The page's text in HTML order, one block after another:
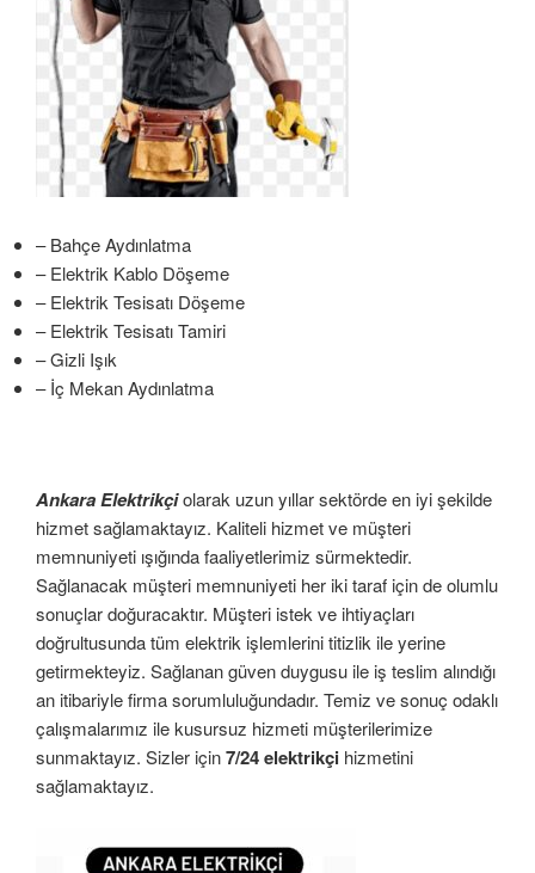
– Bahçe Aydınlatma
– Elektrik Kablo Döşeme
– Elektrik Tesisatı Döşeme
– Elektrik Tesisatı Tamiri
– Gizli Işık
– İç Mekan Aydınlatma
Ankara Elektrikçiolarak uzun yıllar sektörde en iyi şekilde
hizmet sağlamaktayız. Kaliteli hizmet ve müşteri
memnuniyeti ışığında faaliyetlerimiz sürmektedir.
Sağlanacak müşteri memnuniyeti her iki taraf için de olumlu
sonuçlar doğuracaktır. Müşteri istek ve ihtiyaçları
doğrultusunda tüm elektrik işlemlerini titizlik ile yerine
getirmekteyiz. Sağlanan güven duygusu ile iş teslim alındığı
an itibariyle firma sorumluluğundadır. Temiz ve sonuç odaklı
çalışmalarımız ile kusursuz hizmeti müşterilerimize
sunmaktayız. Sizler için7/24 elektrikçi hizmetini
sağlamaktayız.